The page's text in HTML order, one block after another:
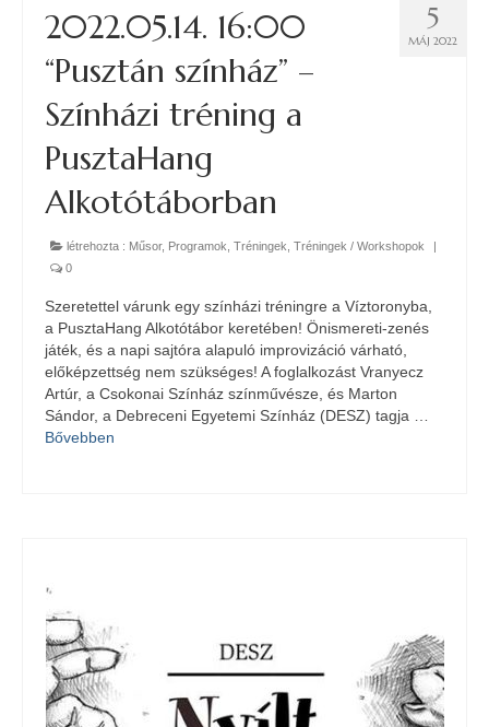
Elérhetőségek
GDPR
English
5
MÁJ 2022
2022.05.14. 16:00
“Pusztán színház” –
Színházi tréning a
PusztaHang
Alkotótáborban
létrehozta : Műsor, Programok Tréningek Tréningek / Workshopok
0
Szeretettel várunk egy színházi tréningre a Víztoronyba,
a PusztaHang Alkotótábor keretében! Önismereti-zenés
játék, és a napi sajtóra alapuló improvizáció várható,
előképzettség nem szükséges! A foglalkozást Vranyecz
Artúr, a Csokonai Színház színművésze, és Marton
Sándor, a Debreceni Egyetemi Színház (DESZ) tagja …
Bővebben